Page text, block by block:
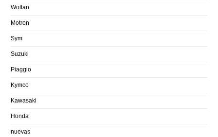
Wottan
Motron
Sym
Suzuki
Piaggio
Kymco
Kawasaki
Honda
nuevas